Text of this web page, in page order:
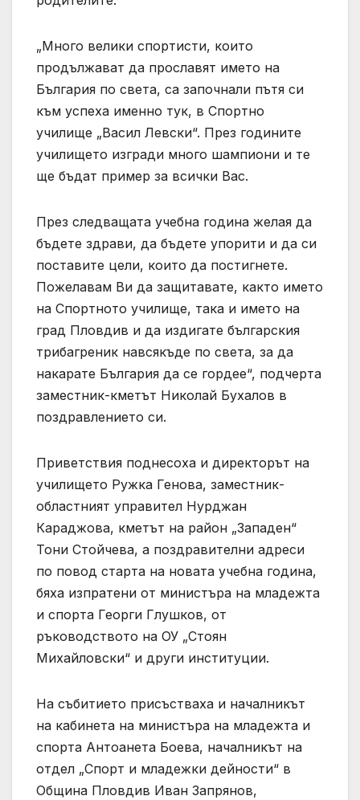
„Много велики спортисти, които
продължават да прославят името на
България по света, са започнали пътя си
към успеха именно тук, в Спортно
училище „Васил Левски“. През годините
училището изгради много шампиони и те
ще бъдат пример за всички Вас.
През следващата учебна година желая да
бъдете здрави, да бъдете упорити и да си
поставите цели, които да постигнете.
Пожелавам Ви да защитавате, както името
на Спортното училище, така и името на
град Пловдив и да издигате българския
трибагреник навсякъде по света, за да
накарате България да се гордее“, подчерта
заместник-кметът Николай Бухалов в
поздравлението си.
Приветствия поднесоха и директорът на
училището Ружка Генова, заместник-
областният управител Нурджан
Караджова, кметът на район „Западен“
Тони Стойчева, а поздравителни адреси
по повод старта на новата учебна година,
бяха изпратени от министъра на младежта
и спорта Георги Глушков, от
ръководството на ОУ „Стоян
Михайловски“ и други институции.
На събитието присъстваха и началникът
на кабинета на министъра на младежта и
спорта Антоанета Боева, началникът на
отдел „Спорт и младежки дейности“ в
Община Пловдив Иван Запрянов,